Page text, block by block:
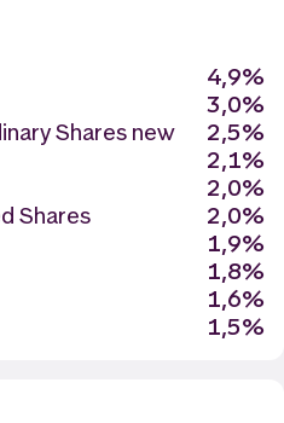
4,9%
3,0%
Shares new
2,5%
2,1%
2,0%
Shares
2,0%
1,9%
1,8%
1,6%
1,5%